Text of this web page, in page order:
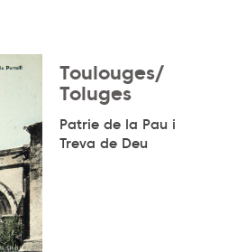
Toulouges/
Toluges
Patrie de la Pau i
Treva de Deu